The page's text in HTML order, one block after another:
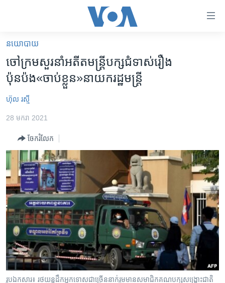
គេហទំព័រ​
ទាក់ទង
និង​
ចូល​
ទំព័រ​
ម្តង
រំលង​
និង​
ចូល​
ទៅ​
ទំព័រ​
រចនា
សម្ព័ន្ធ​
រំលង​
និង​
អន្តរជាតិ
កម្ពុជាច្នៃប្រតិដ្ឋ
ព្រឹត្តិការណ៍ព័ត៌មាន
ទូរទស្សន៍ / វីដេអូ​
វិទ្យុ / ផតខាសថ៍
កម្មវិធីទាំងអស់
Khmer English
បណ្តាញ​សង្គម
នយោបាយ
ចៅក្រម​សួរ​នាំ​អតីត​មន្ត្រី​បក្ស​ជំទាស់​រឿង​
ប៉ុនប៉ង«ចាប់ខ្លួន»នាយក​រដ្ឋមន្ត្រី
ហ៊ុល រស្មី
28 មករា 2021
ចែករំលែក
រូបឯកសារ៖ រថយន្តដឹកអ្នកទោសជាច្រើននាក់រួមមានសមាជិកគណបក្សសង្គ្រោះជាតិ